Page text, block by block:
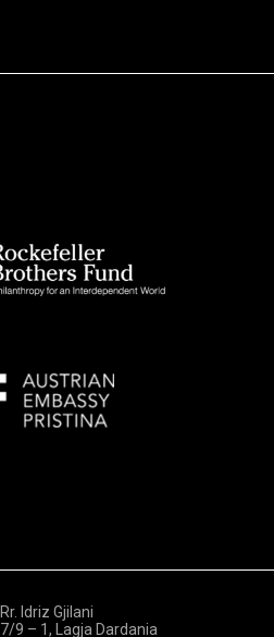
Rr. Idriz Gjilani
7/9 – 1, Lagja Dardania